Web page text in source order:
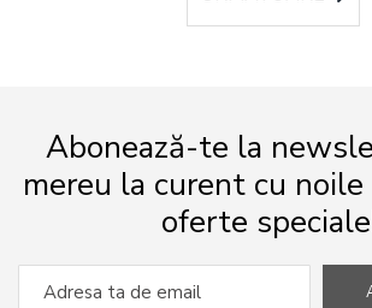
Abonează-te la
mereu la curent cu
oferte